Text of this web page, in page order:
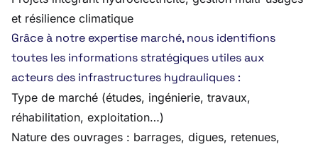
et résilience climatique
Grâce à notre expertise marché, nous identifions
toutes les informations stratégiques utiles aux
acteurs des infrastructures hydrauliques :
Type de marché (études, ingénierie, travaux,
réhabilitation, exploitation…)
Nature des ouvrages : barrages, digues, retenues,